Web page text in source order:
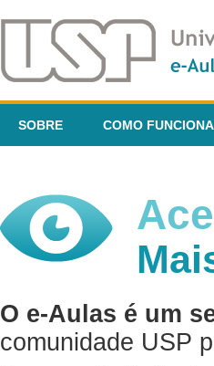
SOBRE COMO FUNCIONA
O e-Aulas é um
comunidade USP